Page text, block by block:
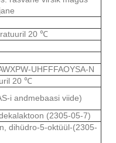
20 ℃
UHFFFAOYSA-N
20 ℃
i andmebaasi viide)
(2305-05-7)
dihüdro-5-oktüül-(2305-